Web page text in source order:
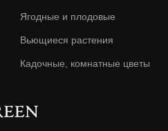
Ягодные и плодовые
Вьющиеся растения
Кадочные, комнатные цветы